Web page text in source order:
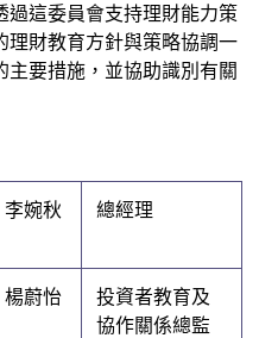
過這委員會支持理財能力策
理財教育方針與策略協調一
要措施，並協助識別有關
李婉秋 總經理
楊蔚怡
投資者教育及
協作關係總監